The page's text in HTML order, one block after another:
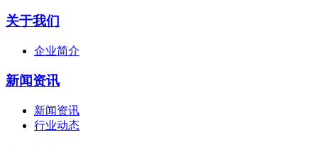
关于我们
企业简介
新闻资讯
新闻资讯
行业动态